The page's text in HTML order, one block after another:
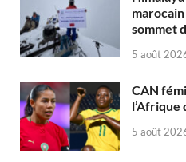
sommet
5 août
CAN
l’Afrique
5 août